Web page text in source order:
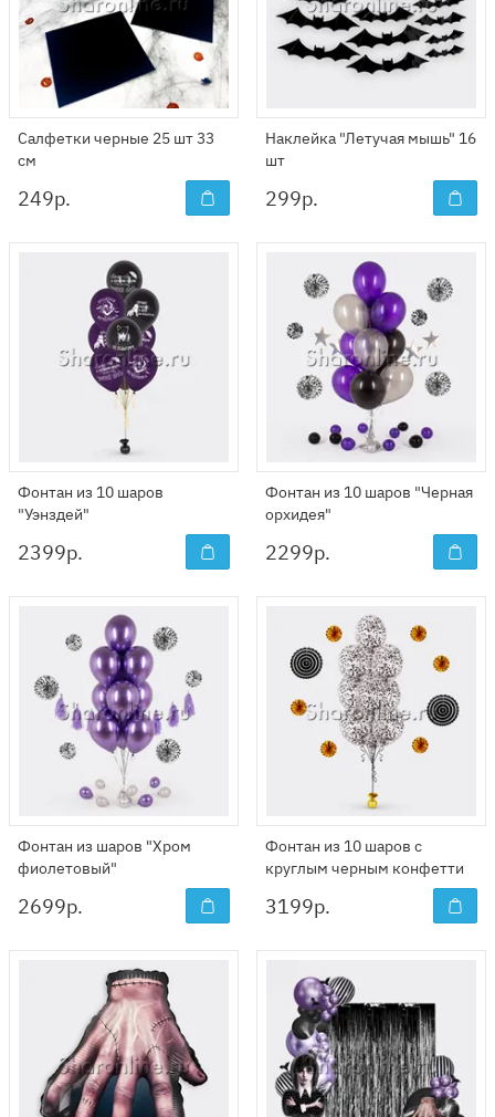
Салфетки черные 25 шт 33
см
249р.
Наклейка "Летучая мышь" 16
шт
299р.
Фонтан из 10 шаров
"Уэнздей"
2399р.
Фонтан из 10 шаров "Черная
орхидея"
2299р.
Фонтан из шаров "Хром
фиолетовый"
2699р.
Фонтан из 10 шаров с
круглым черным конфетти
3199р.